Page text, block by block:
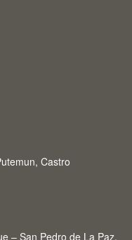
Castro
– San Pedro de La Paz,